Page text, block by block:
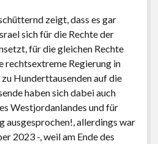
zeigt, dass es gar
sich für die Rechte der
für die gleichen Rechte
rechtsextreme Regierung in
Hunderttausenden auf die
haben sich dabei auch
Westjordanlandes und für
ausgesprochen!, allerdings war
2023 -, weil am Ende des